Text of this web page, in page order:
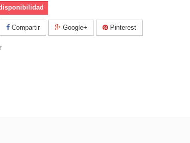
Compartir Google+ Pinterest